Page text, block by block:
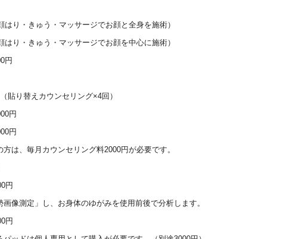
り・きゅう・マッサージでお顔と全身を施術）
り・きゅう・マッサージでお顔を中心に施術）
円
り替えカウンセリング×4回）
円
円
は、毎月カウンセリング料2000円が必要です。
円
像測定」し、お身体のゆがみを使用前後で分析します。
円